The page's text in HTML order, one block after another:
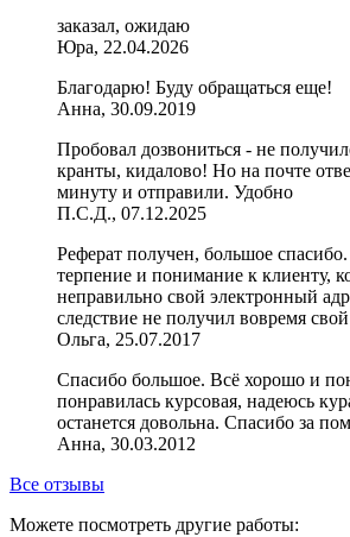
заказал, ожидаю
Юра, 22.04.2026
Благодарю! Буду обращаться еще!
Анна, 30.09.2019
Пробовал дозвониться - не
кранты, кидалово! Но на почте
минуту и отправили. Удобно
П.С.Д., 07.12.2025
Реферат получен, большое
терпение и понимание к клиенту,
неправильно свой электронный
следствие не получил вовремя свой
Ольга, 25.07.2017
Cпасибо большое. Всё хорошо и
понравилась курсовая, надеюсь
останется довольна. Спасибо за
Анна, 30.03.2012
Все отзывы
Можете посмотреть другие работы: